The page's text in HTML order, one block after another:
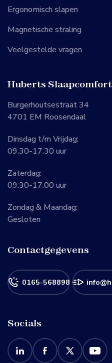
Ergonomisch slapen
Magnetische straling
Veelgestelde vragen
Huberts Slaapcomfort
Burgerhoutsestraat 34
4701 EM Roosendaal
Dinsdag t/m Vrijdag:
09.30-17.30 uur
Zaterdag:
09.30-17.00 uur
Zondag & Maandag:
Gesloten
Contactgegevens
0165-568898
Socials